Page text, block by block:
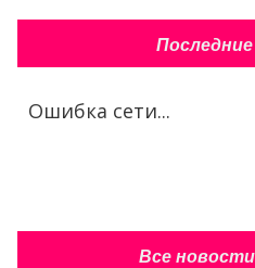
Ошибка сети...
Все новости